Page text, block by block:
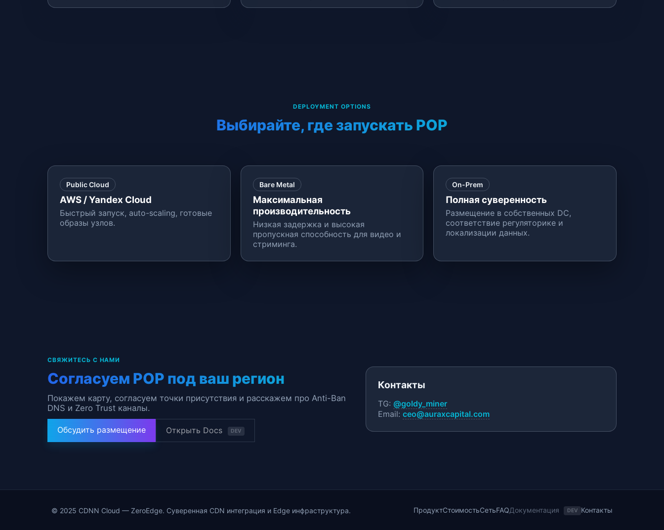
DEPLOYMENT OPTIONS
Выбирайте, где запускать POP
Public Cloud
AWS / Yandex Cloud
Быстрый запуск, auto-scaling, готовые
образы узлов.
Bare Metal
Максимальная
производительность
Низкая задержка и высокая
пропускная способность для видео и
стриминга.
On-Prem
Полная суверенность
Размещение в собственных DC,
соответствие регуляторике и
локализации данных.
СВЯЖИТЕСЬ С НАМИ
Согласуем POP под ваш регион
Покажем карту, согласуем точки присутствия и расскажем про Anti-Ban
DNS и Zero Trust каналы.
Обсудить размещение Открыть Docs DEV
Контакты
TG: @goldy_miner
Email:ceo@auraxcapital.com
© 2025 CDNN Cloud — ZeroEdge. Суверенная CDN интеграция и Edge инфраструктура. ПродуктСтоимостьСетьFAQДокументация DEV Контакты